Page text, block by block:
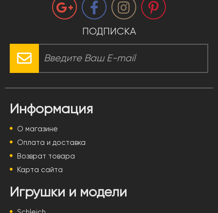
ПОДПИСКА
Информация
О магазине
Оплата и доставка
Возврат товара
Карта сайта
Игрушки и модели